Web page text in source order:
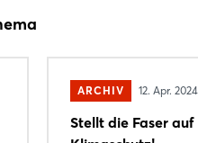
ARCHIV 12. Apr. 2024
Stellt die Faser auf